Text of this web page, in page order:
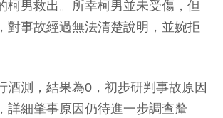
柯男救出。所幸柯男並未受傷，但
對事故經過無法清楚說明，並婉拒
酒測，結果為0，初步研判事故原因
詳細肇事原因仍待進一步調查釐